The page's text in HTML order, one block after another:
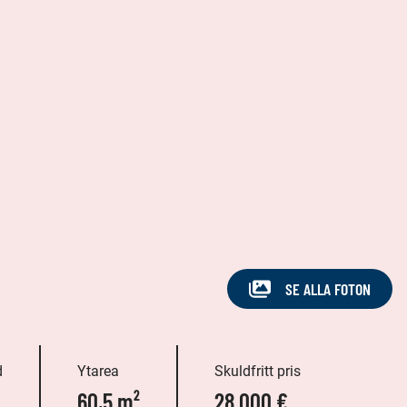
SE ALLA FOTON
Ytarea
60,5 m²
Skuldfritt pris
28 000 €